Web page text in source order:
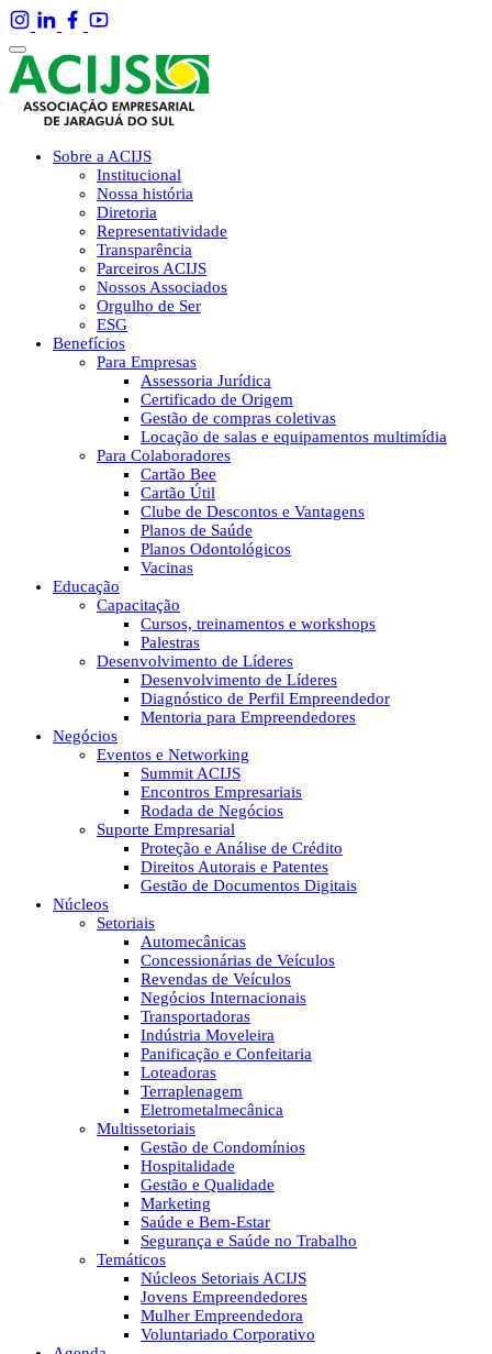
Sobre a ACIJS
Institucional
Nossa história
Diretoria
Representatividade
Transparência
Parceiros ACIJS
Nossos Associados
Orgulho de Ser
ESG
Benefícios
Para Empresas
Assessoria Jurídica
Certificado de Origem
Gestão de compras coletivas
Locação de salas e equipamentos multimídia
Para Colaboradores
Cartão Bee
Cartão Útil
Clube de Descontos e Vantagens
Planos de Saúde
Planos Odontológicos
Vacinas
Educação
Capacitação
Cursos, treinamentos e workshops
Palestras
Desenvolvimento de Líderes
Desenvolvimento de Líderes
Diagnóstico de Perfil Empreendedor
Mentoria para Empreendedores
Negócios
Eventos e Networking
Summit ACIJS
Encontros Empresariais
Rodada de Negócios
Suporte Empresarial
Proteção e Análise de Crédito
Direitos Autorais e Patentes
Gestão de Documentos Digitais
Núcleos
Setoriais
Automecânicas
Concessionárias de Veículos
Revendas de Veículos
Negócios Internacionais
Transportadoras
Indústria Moveleira
Panificação e Confeitaria
Loteadoras
Terraplenagem
Eletrometalmecânica
Multissetoriais
Gestão de Condomínios
Hospitalidade
Gestão e Qualidade
Marketing
Saúde e Bem-Estar
Segurança e Saúde no Trabalho
Temáticos
Núcleos Setoriais ACIJS
Jovens Empreendedores
Mulher Empreendedora
Voluntariado Corporativo